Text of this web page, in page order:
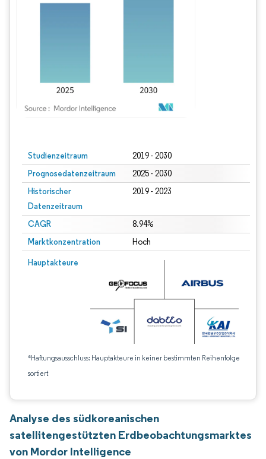
Studienzeitraum 2019 - 2030
Prognosedatenzeitraum 2025 - 2030
Historischer
Datenzeitraum
2019 - 2023
CAGR 8.94%
Marktkonzentration Hoch
Hauptakteure
*Haftungsausschluss: Hauptakteure in keiner bestimmten Reihenfolge
sortiert
Analyse des südkoreanischen
satellitengestützten Erdbeobachtungsmarktes
von Mordor Intelligence